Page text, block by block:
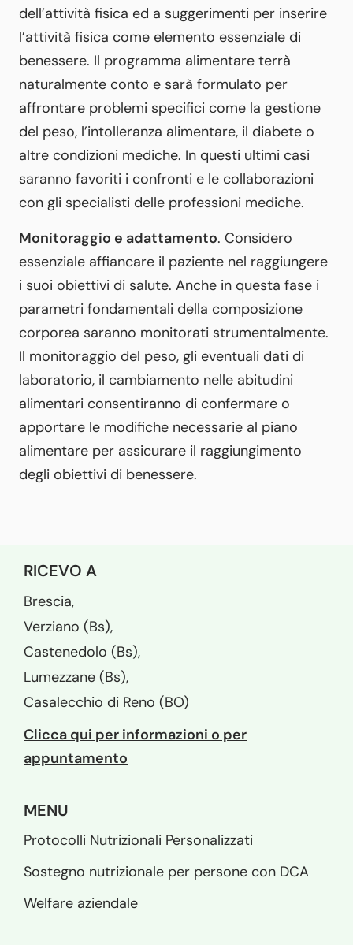
dell’attività fisica ed a suggerimenti per inserire
l’attività fisica come elemento essenziale di
benessere. Il programma alimentare terrà
naturalmente conto e sarà formulato per
affrontare problemi specifici come la gestione
del peso, l’intolleranza alimentare, il diabete o
altre condizioni mediche. In questi ultimi casi
saranno favoriti i confronti e le collaborazioni
con gli specialisti delle professioni mediche.
Monitoraggio e adattamento. Considero
essenziale affiancare il paziente nel raggiungere
i suoi obiettivi di salute. Anche in questa fase i
parametri fondamentali della composizione
corporea saranno monitorati strumentalmente.
Il monitoraggio del peso, gli eventuali dati di
laboratorio, il cambiamento nelle abitudini
alimentari consentiranno di confermare o
apportare le modifiche necessarie al piano
alimentare per assicurare il raggiungimento
degli obiettivi di benessere.
RICEVO A
Brescia,
Verziano (Bs),
Castenedolo (Bs),
Lumezzane (Bs),
Casalecchio di Reno (BO)
Clicca qui per informazioni o per
appuntamento
MENU
Protocolli Nutrizionali Personalizzati
Sostegno nutrizionale per persone con DCA
Welfare aziendale